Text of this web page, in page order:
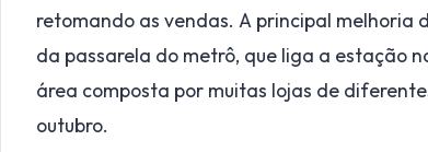
retomando as vendas. A principal melhoria
da passarela do metrô, que liga a estação
área composta por muitas lojas de
outubro.